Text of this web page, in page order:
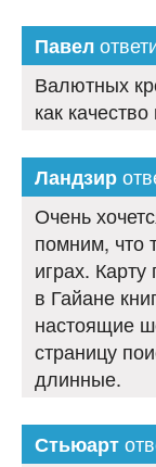
Павел
Валютных
как
Ландзир
Очень
помним, что
играх.
в Гайане
настоящие
страницу
длинные.
Стьюарт